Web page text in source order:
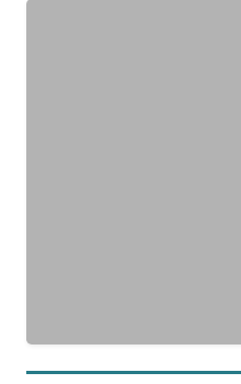
MARTABAT
NET